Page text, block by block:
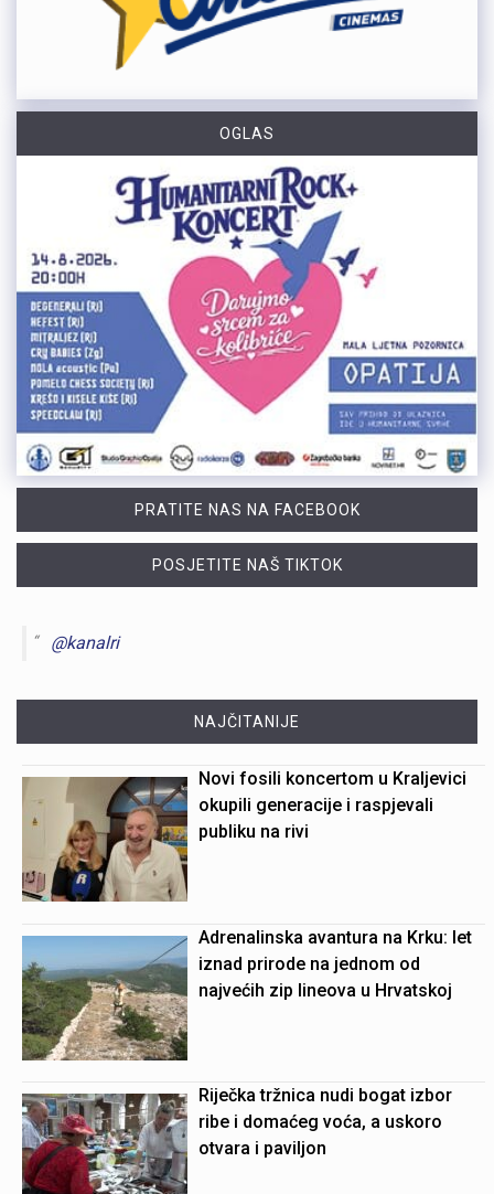
OGLAS
PRATITE NAS NA FACEBOOK
POSJETITE NAŠ TIKTOK
@kanalri
NAJČITANIJE
Novi fosili koncertom u Kraljevici
okupili generacije i raspjevali
publiku na rivi
Adrenalinska avantura na Krku: let
iznad prirode na jednom od
najvećih zip lineova u Hrvatskoj
Riječka tržnica nudi bogat izbor
ribe i domaćeg voća, a uskoro
otvara i paviljon